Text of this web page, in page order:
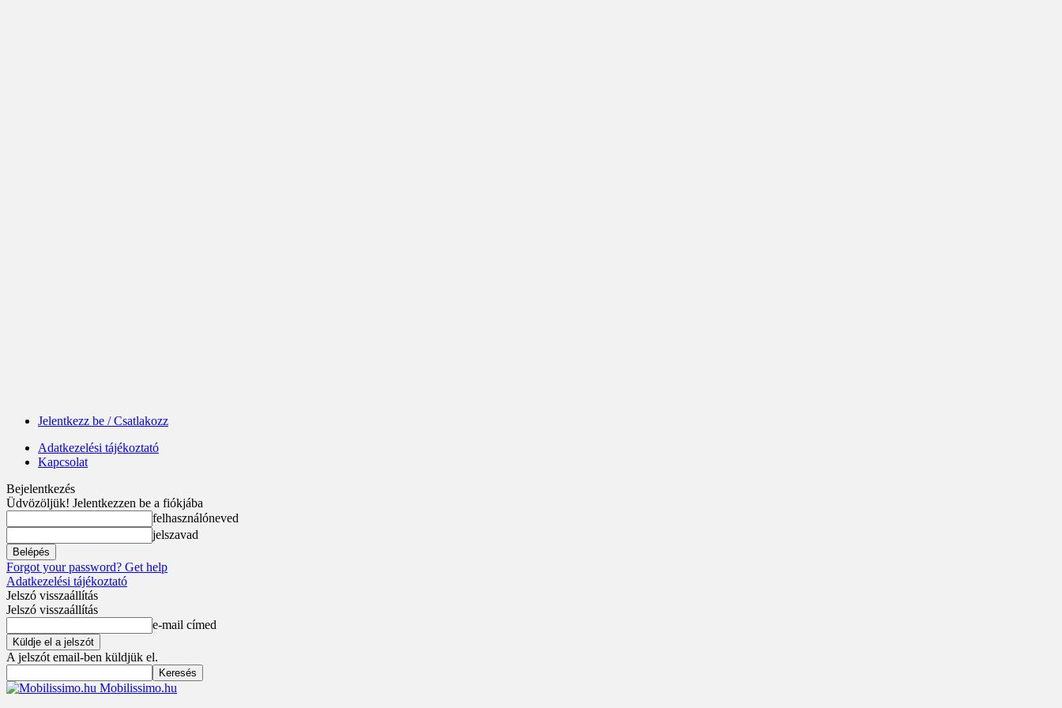
Jelentkezz be / Csatlakozz
Adatkezelési tájékoztató
Kapcsolat
Bejelentkezés
Üdvözöljük! Jelentkezzen be a fiókjába
felhasználóneved
jelszavad
Forgot your password? Get help
Adatkezelési tájékoztató
Jelszó visszaállítás
Jelszó visszaállítás
e-mail címed
A jelszót email-ben küldjük el.
Mobilissimo.hu